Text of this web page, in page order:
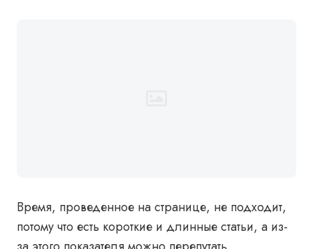
Время, проведенное на странице, не подходит,
потому что есть короткие и длинные статьи, а из-